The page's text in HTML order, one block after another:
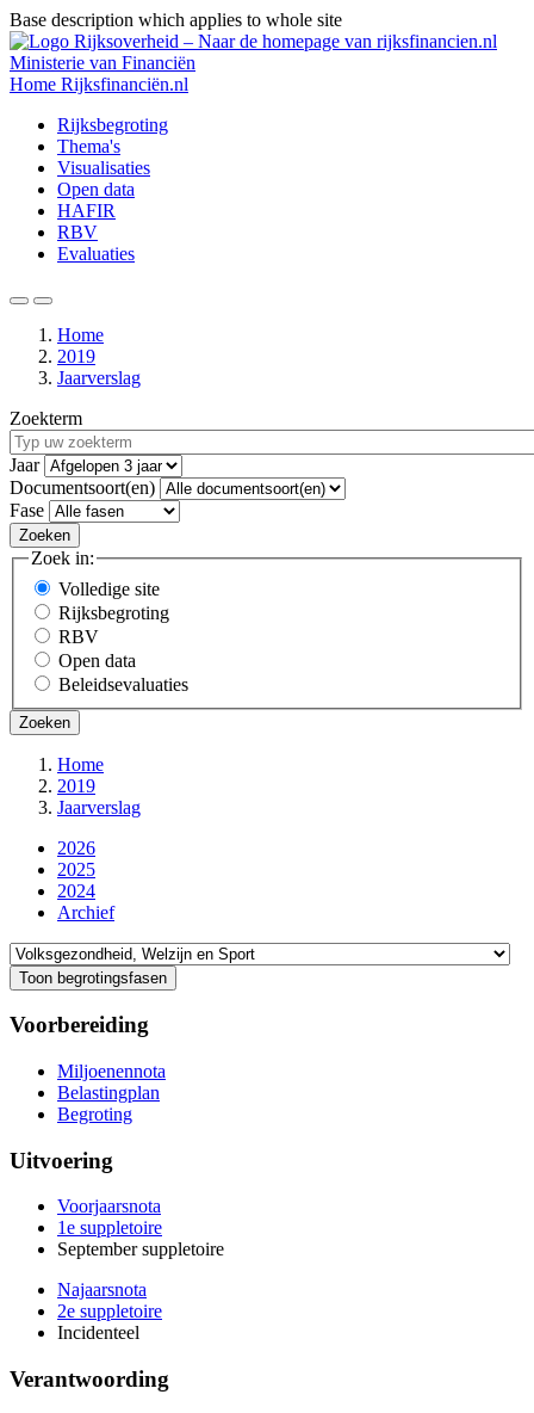
Base description which applies to whole site
Overslaan
en
naar
inhoud
gaan
Ministerie van Financiën
Hoofdnavigatie
Home Rijksfinanciën.nl
Rijksbegroting
Thema's
Visualisaties
Open data
HAFIR
RBV
Evaluaties
Zoeken
Menu
Kruimelpad
Home
2019
Jaarverslag
Zoekterm
Jaar
Documentsoort(en)
Fase
Zoek in:
Volledige site
Rijksbegroting
RBV
Open data
Beleidsevaluaties
Kruimelpad
Home
2019
Jaarverslag
2026
2025
2024
Archief
Direct
naar
Toon begrotingsfasen
Voorbereiding
Miljoenennota
Belastingplan
Begroting
Uitvoering
Voorjaarsnota
1e suppletoire
September suppletoire
Najaarsnota
2e suppletoire
Incidenteel
Verantwoording